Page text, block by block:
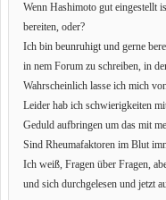
Wenn Hashimoto gut eingestellt
bereiten, oder?
Ich bin beunruhigt und gerne
in nem Forum zu schreiben, in
Wahrscheinlich lasse ich mich
Leider hab ich schwierigkeiten
Geduld aufbringen um das mit
Sind Rheumafaktoren im Blut
Ich weiß, Fragen über Fragen,
und sich durchgelesen und jetzt